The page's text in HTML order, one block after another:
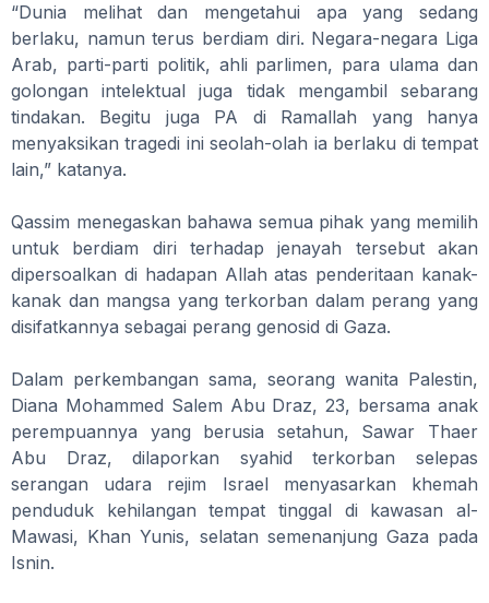
“Dunia melihat dan mengetahui apa yang sedang
berlaku, namun terus berdiam diri. Negara-negara Liga
Arab, parti-parti politik, ahli parlimen, para ulama dan
golongan intelektual juga tidak mengambil sebarang
tindakan. Begitu juga PA di Ramallah yang hanya
menyaksikan tragedi ini seolah-olah ia berlaku di tempat
lain,” katanya.
Qassim menegaskan bahawa semua pihak yang memilih
untuk berdiam diri terhadap jenayah tersebut akan
dipersoalkan di hadapan Allah atas penderitaan kanak-
kanak dan mangsa yang terkorban dalam perang yang
disifatkannya sebagai perang genosid di Gaza.
Dalam perkembangan sama, seorang wanita Palestin,
Diana Mohammed Salem Abu Draz, 23, bersama anak
perempuannya yang berusia setahun, Sawar Thaer
Abu Draz, dilaporkan syahid terkorban selepas
serangan udara rejim Israel menyasarkan khemah
penduduk kehilangan tempat tinggal di kawasan al-
Mawasi, Khan Yunis, selatan semenanjung Gaza pada
Isnin.